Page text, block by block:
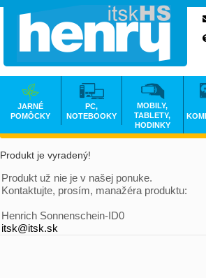
Produkt je vyradený!
Produkt už nie je v našej ponuke.
Kontaktujte, prosím, manažéra produktu:
Henrich Sonnenschein-ID0
itsk@itsk.sk
JARNÉ
POMÔCKY
PC,
NOTEBOOKY
MOBILY,
TABLETY,
HODINKY